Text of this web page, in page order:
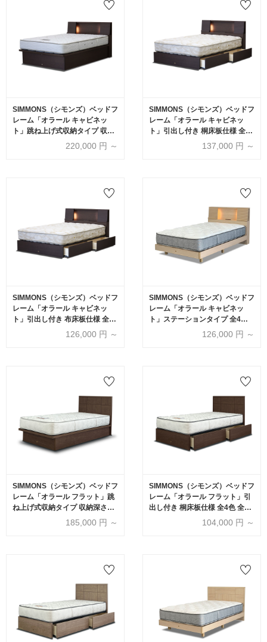
SIMMONS（シモンズ）ベッドフ
レーム「オラール キャビネッ
ト」跳ね上げ式収納タイプ 収納
深さ2タイプ 全4色 全6サイズ(※
要マットレス重量確認)
220,000 円 ～
SIMMONS（シモンズ）ベッドフ
レーム「オラール キャビネッ
ト」引出し付き 桐床板仕様 全4
137,000 円 ～
SIMMONS（シモンズ）ベッドフ
レーム「オラール キャビネッ
ト」引出し付き 布床板仕様 全4
126,000 円 ～
SIMMONS（シモンズ）ベッドフ
レーム「オラール キャビネッ
ト」ステーションタイプ 全4色
126,000 円 ～
SIMMONS（シモンズ）ベッドフ
レーム「オラール フラット」跳
ね上げ式収納タイプ 収納深さ2
タイプ 全4色 全6サイズ(※要マ
185,000 円 ～
SIMMONS（シモンズ）ベッドフ
レーム「オラール フラット」引
出し付き 桐床板仕様 全4色 全6
104,000 円 ～